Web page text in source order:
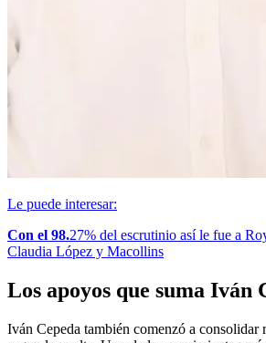
Le puede interesar:
Con el 98.27% del escrutinio así le fue a
Claudia López y Macollins
Los apoyos que suma Iván
Iván Cepeda también comenzó a consolidar